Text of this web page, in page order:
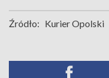
Źródło: Kurier Opolski